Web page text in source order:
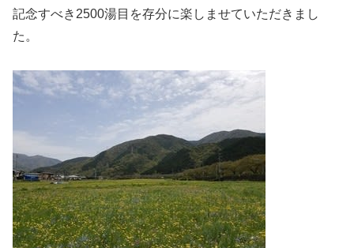
記念すべき2500湯目を存分に楽しませていただきまし
た。